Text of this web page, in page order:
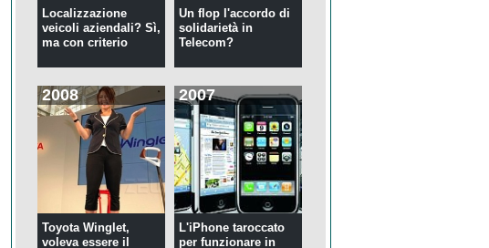
Localizzazione
veicoli aziendali? Sì,
ma con criterio
Un flop l'accordo di
solidarietà in
Telecom?
2008
Toyota Winglet,
voleva essere il
2007
L'iPhone taroccato
per funzionare in